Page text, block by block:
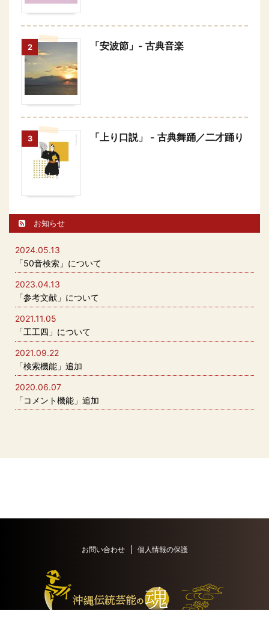
2 「安波節」- 古典音楽
3 「上り口説」 - 古典舞踊／二才踊り
お知らせ
2024.05.13
「50音検索」について
2023.04.13
「参考文献」について
2021.11.05
「工工四」について
2021.09.22
「検索機能」追加
2020.06.07
「コメント機能」追加
お問い合わせ 個人情報の保護